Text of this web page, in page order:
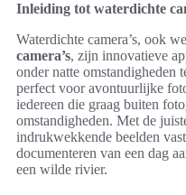
Inleiding tot waterdichte
Waterdichte camera’s, ook
camera’s, zijn innovatieve
onder natte omstandigheden
perfect voor avontuurlijke
iedereen die graag buiten
omstandigheden. Met de
indrukwekkende beelden
documenteren van een dag
een wilde rivier.